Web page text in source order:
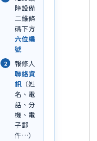
障設備
二維條
碼下方
六位編
號
2
報修人
聯絡資
訊（姓
名、電
話、分
機、電
子郵
件…）